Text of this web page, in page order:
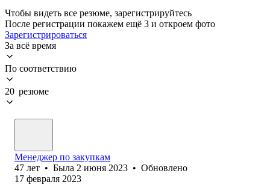
Чтобы видеть все резюме, зарегистрируйтесь
После регистрации покажем ещё 3 и откроем фото
Зарегистрироваться
За всё время
По соответствию
20 резюме
Менеджер по закупкам
47 лет • Была 2 июня 2023 • Обновлено
17 февраля 2023